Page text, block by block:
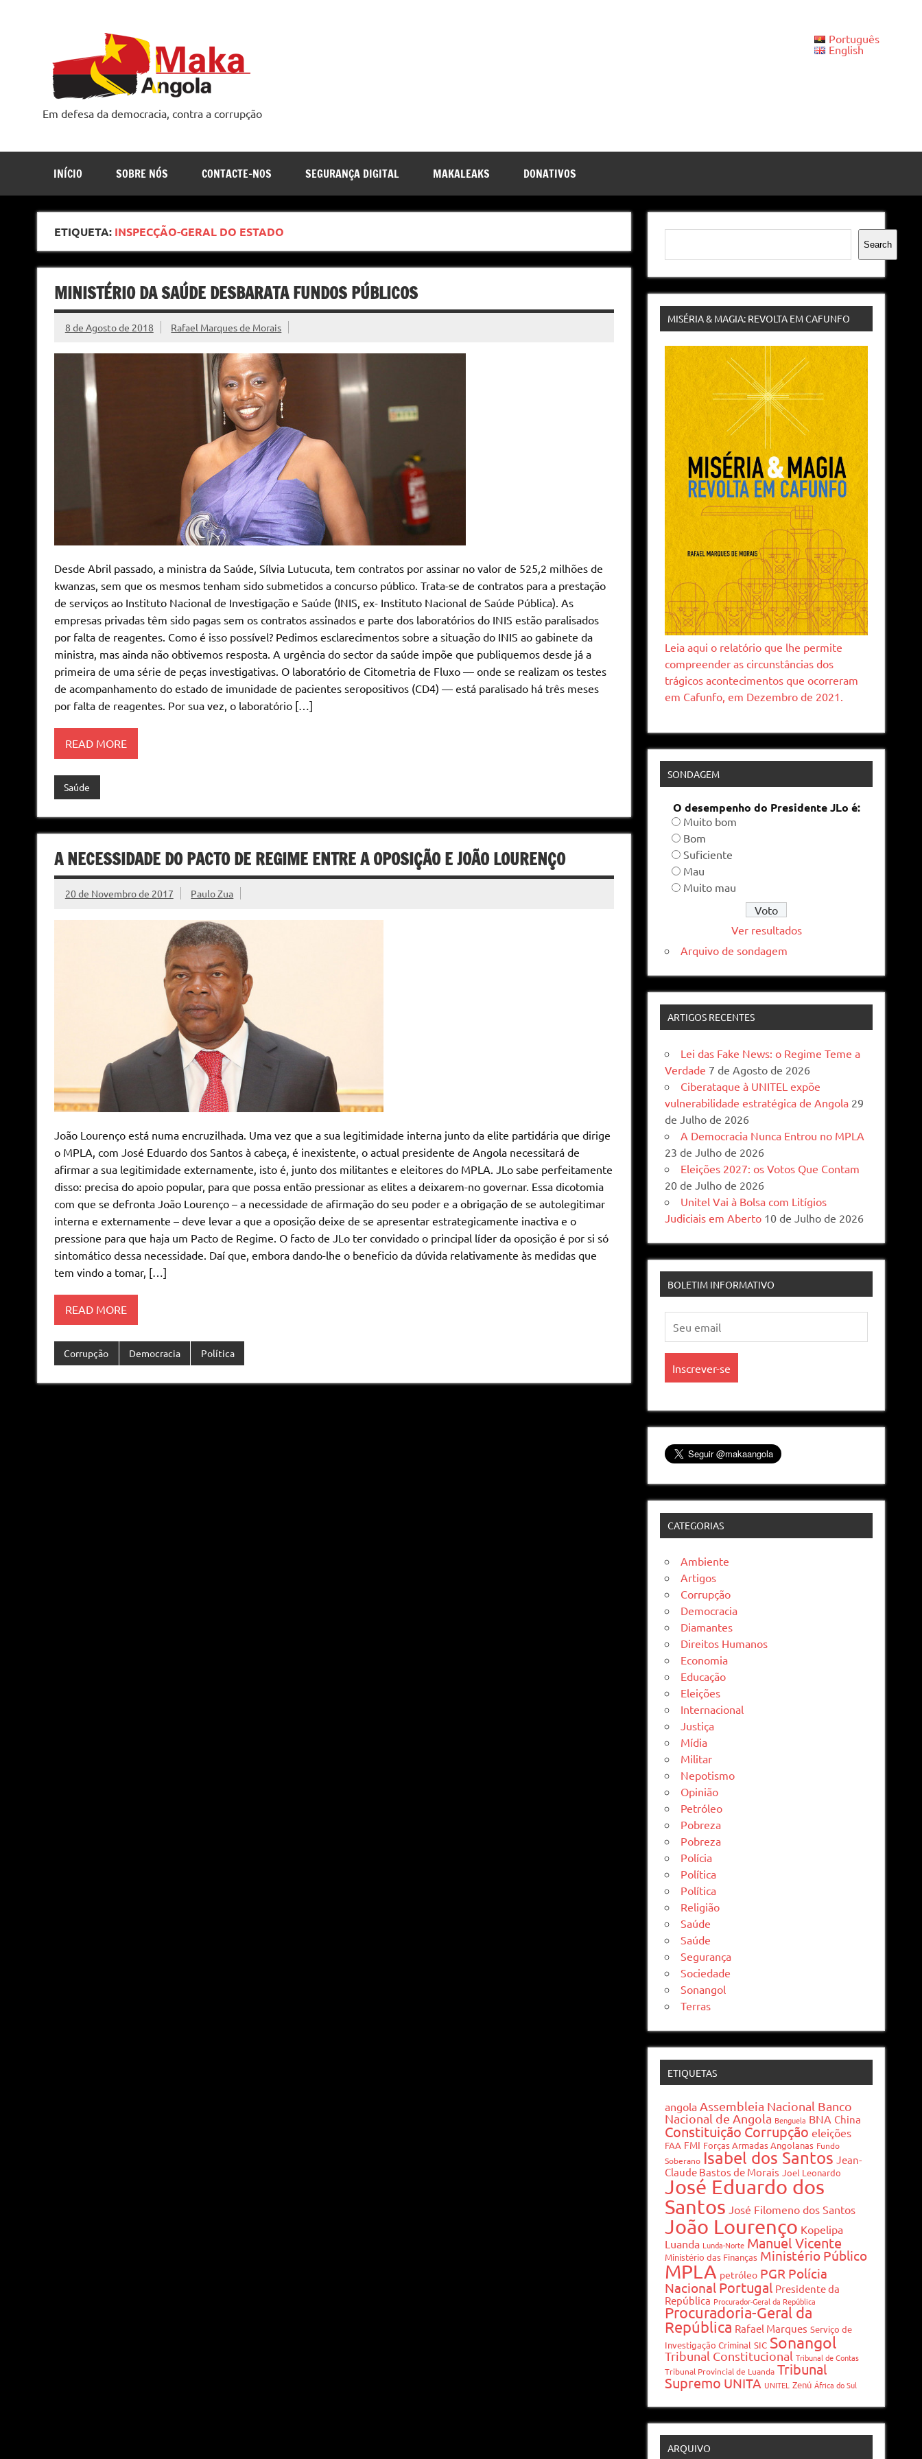
Em defesa da democracia, contra a corrupção
Português
English
INÍCIO SOBRE NÓS CONTACTE-NOS SEGURANÇA DIGITAL MAKALEAKS DONATIVOS
ETIQUETA: INSPECÇÃO-GERAL DO ESTADO
MINISTÉRIO DA SAÚDE DESBARATA FUNDOS PÚBLICOS
8 de Agosto de 2018 Rafael Marques de Morais
Desde Abril passado, a ministra da Saúde, Sílvia Lutucuta, tem contratos por assinar no valor de 525,2 milhões de
kwanzas, sem que os mesmos tenham sido submetidos a concurso público. Trata-se de contratos para a prestação
de serviços ao Instituto Nacional de Investigação e Saúde (INIS, ex- Instituto Nacional de Saúde Pública). As
empresas privadas têm sido pagas sem os contratos assinados e parte dos laboratórios do INIS estão paralisados
por falta de reagentes. Como é isso possível? Pedimos esclarecimentos sobre a situação do INIS ao gabinete da
ministra, mas ainda não obtivemos resposta. A urgência do sector da saúde impõe que publiquemos desde já a
primeira de uma série de peças investigativas. O laboratório de Citometria de Fluxo — onde se realizam os testes
de acompanhamento do estado de imunidade de pacientes seropositivos (CD4) — está paralisado há três meses
por falta de reagentes. Por sua vez, o laboratório […]
READ MORE
Saúde
A NECESSIDADE DO PACTO DE REGIME ENTRE A OPOSIÇÃO E JOÃO LOURENÇO
20 de Novembro de 2017 Paulo Zua
João Lourenço está numa encruzilhada. Uma vez que a sua legitimidade interna junto da elite partidária que dirige
o MPLA, com José Eduardo dos Santos à cabeça, é inexistente, o actual presidente de Angola necessitará de
afirmar a sua legitimidade externamente, isto é, junto dos militantes e eleitores do MPLA. JLo sabe perfeitamente
disso: precisa do apoio popular, para que possa então pressionar as elites a deixarem-no governar. Essa dicotomia
com que se defronta João Lourenço – a necessidade de afirmação do seu poder e a obrigação de se autolegitimar
interna e externamente – deve levar a que a oposição deixe de se apresentar estrategicamente inactiva e o
pressione para que haja um Pacto de Regime. O facto de JLo ter convidado o principal líder da oposição é por si só
sintomático dessa necessidade. Daí que, embora dando-lhe o beneficio da dúvida relativamente às medidas que
tem vindo a tomar, […]
READ MORE
Corrupção Democracia Política
Pesquisar
Search
MISÉRIA & MAGIA: REVOLTA EM CAFUNFO
Leia aqui o relatório que lhe permite
compreender as circunstâncias dos
trágicos acontecimentos que ocorreram
em Cafunfo, em Dezembro de 2021.
SONDAGEM
O desempenho do Presidente JLo é:
Muito bom
Bom
Suficiente
Mau
Muito mau
Ver resultados
Arquivo de sondagem
ARTIGOS RECENTES
Lei das Fake News: o Regime Teme a
Verdade 7 de Agosto de 2026
Ciberataque à UNITEL expõe
vulnerabilidade estratégica de Angola 29
de Julho de 2026
A Democracia Nunca Entrou no MPLA
23 de Julho de 2026
Eleições 2027: os Votos Que Contam
20 de Julho de 2026
Unitel Vai à Bolsa com Litígios
Judiciais em Aberto 10 de Julho de 2026
BOLETIM INFORMATIVO
CATEGORIAS
Ambiente
Artigos
Corrupção
Democracia
Diamantes
Direitos Humanos
Economia
Educação
Eleições
Internacional
Justiça
Mídia
Militar
Nepotismo
Opinião
Petróleo
Pobreza
Pobreza
Polícia
Política
Política
Religião
Saúde
Saúde
Segurança
Sociedade
Sonangol
Terras
ETIQUETAS
angola Assembleia Nacional Banco
Nacional de Angola Benguela BNA China
Constituição Corrupção eleições
FAA FMI Forças Armadas Angolanas Fundo
Soberano Isabel dos Santos Jean-
Claude Bastos de Morais Joel Leonardo
José Eduardo dos
Santos José Filomeno dos Santos
João Lourenço Kopelipa
Luanda Lunda-Norte Manuel Vicente
Ministério das Finanças Ministério Público
MPLA petróleo PGR Polícia
Nacional Portugal Presidente da
República Procurador-Geral da República
Procuradoria-Geral da
República Rafael Marques Serviço de
Investigação Criminal SIC Sonangol
Tribunal Constitucional Tribunal de Contas
Tribunal Provincial de Luanda Tribunal
Supremo UNITA UNITEL Zenú África do Sul
ARQUIVO